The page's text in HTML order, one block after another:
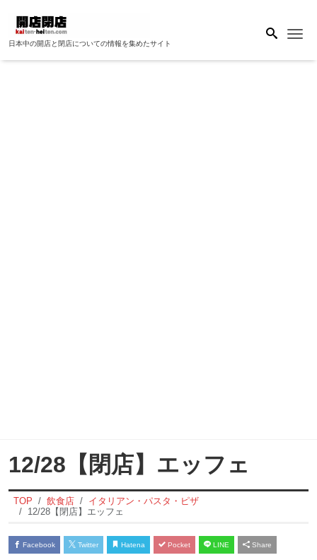
日本中の開店と閉店についての情報を集めたサイト
12/28【閉店】エッフェ
TOP 飲食店
イタリアン・パスタ・ピザ
12/28【閉店】エッフェ
Facebook Twitter Hatena Pocket LINE Share